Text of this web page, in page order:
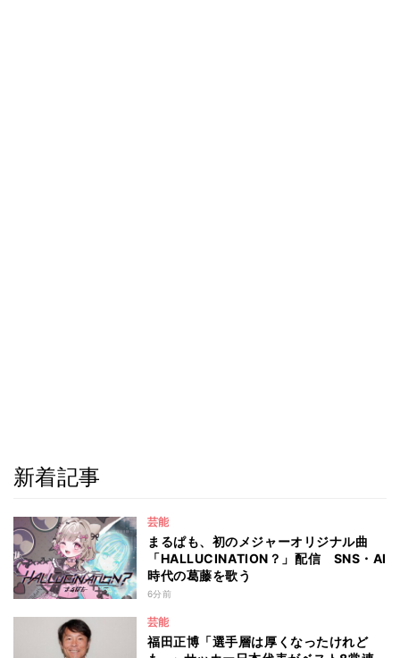
新着記事
芸能
まるぱも、初のメジャーオリジナル曲
「HALLUCINATION？」配信 SNS・AI
時代の葛藤を歌う
6分前
芸能
福田正博「選手層は厚くなったけれど